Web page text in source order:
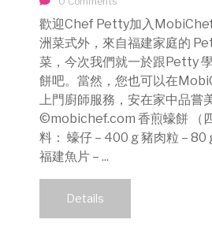
歡迎Chef Petty加入
洲菜式外，來自福建家庭的
菜，今次我們就一於跟Petty
餅吧。當然，您也可以在
上門廚師服務，安在家中品嘗
©mobichef.com 香煎蠔餅 （
料： 蠔仔 – 400 g 豬肉粒 –
福建魚片 – ...
Details